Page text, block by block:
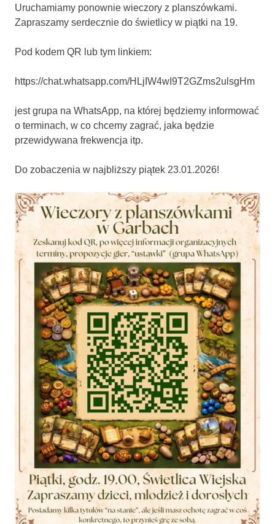
Uruchamiamy ponownie wieczory z planszówkami.
Zapraszamy serdecznie do świetlicy w piątki na 19.
Pod kodem QR lub tym linkiem:
https://chat.whatsapp.com/HLjIW4wI9T2GZms2ulsgHm
jest grupa na WhatsApp, na której będziemy informować
o terminach, w co chcemy zagrać, jaka będzie
przewidywana frekwencja itp.
Do zobaczenia w najbliższy piątek 23.01.2026!